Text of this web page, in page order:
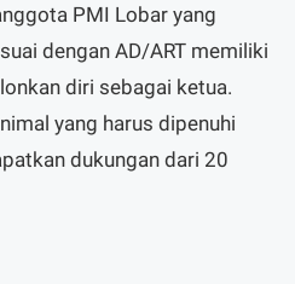
PMI Lobar yang
dengan AD/ART memiliki
diri sebagai ketua.
yang harus dipenuhi
dukungan dari 20